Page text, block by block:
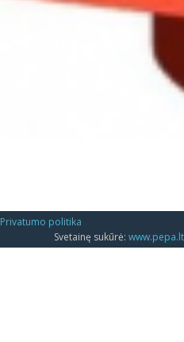
Privatumo politika
Svetainę sukūrė: www.pepa.lt